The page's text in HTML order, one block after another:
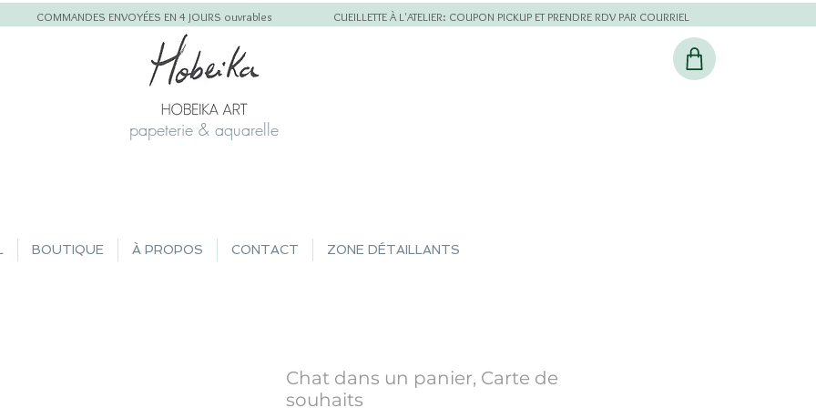
COMMANDES ENVOYÉES EN 4 JOURS ouvrables CUEILLETTE À L'ATELIER: COUPON PICKUP ET PRENDRE RDV PAR COURRIEL
papeterie & aquarelle
BOUTIQUE À PROPOS CONTACT ZONE DÉTAILLANTS
Chat dans un panier, Carte de
souhaits